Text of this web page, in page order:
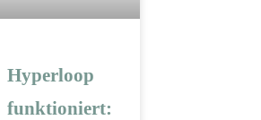
Hyperloop
funktioniert: